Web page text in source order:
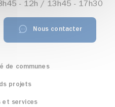
- 12h / 13h45 - 17h30
Nous contacter
de communes
projets
et services